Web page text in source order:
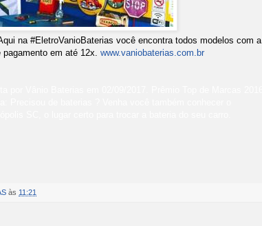
na #EletroVanioBaterias você encontra todos modelos com a
em até 12x. www.vaniobaterias.com.br
às 11:21